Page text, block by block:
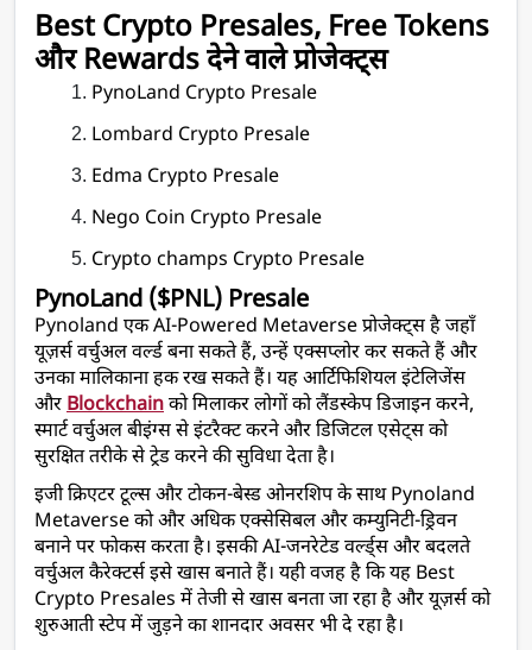
Best Crypto Presales, Free Tokens
और Rewards देने वाले प्रोजेक्ट्स
PynoLand Crypto Presale
Lombard Crypto Presale
Edma Crypto Presale
Nego Coin Crypto Presale
Crypto champs Crypto Presale
PynoLand ($PNL) Presale
Pynoland एक AI-Powered Metaverse प्रोजेक्ट्स है जहाँ
यूज़र्स वर्चुअल वर्ल्ड बना सकते हैं, उन्हें एक्सप्लोर कर सकते हैं और
उनका मालिकाना हक रख सकते हैं। यह आर्टिफिशियल इंटेलिजेंस
और Blockchain को मिलाकर लोगों को लैंडस्केप डिजाइन करने,
स्मार्ट वर्चुअल बीइंग्स से इंटरैक्ट करने और डिजिटल एसेट्स को
सुरक्षित तरीके से ट्रेड करने की सुविधा देता है।
इजी क्रिएटर टूल्स और टोकन-बेस्ड ओनरशिप के साथ Pynoland
Metaverse को और अधिक एक्सेसिबल और कम्युनिटी-ड्रिवन
बनाने पर फोकस करता है। इसकी AI-जनरेटेड वर्ल्ड्स और बदलते
वर्चुअल कैरेक्टर्स इसे खास बनाते हैं। यही वजह है कि यह Best
Crypto Presales में तेजी से खास बनता जा रहा है और यूज़र्स को
शुरुआती स्टेप में जुड़ने का शानदार अवसर भी दे रहा है।